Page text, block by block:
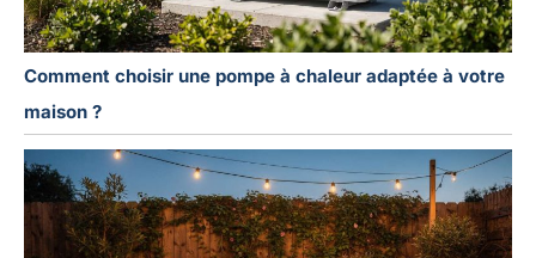
Comment choisir une pompe à chaleur adaptée à votre
maison ?